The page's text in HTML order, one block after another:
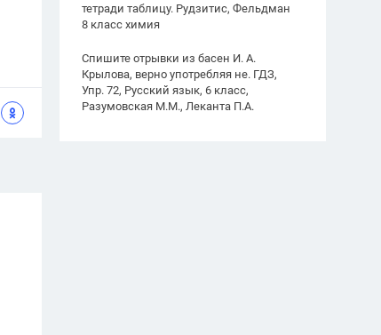
тетради таблицу. Рудзитис, Фельдман
8 класс химия
Спишите отрывки из басен И. А.
Крылова, верно употребляя не. ГДЗ,
Упр. 72, Русский язык, 6 класс,
Разумовская М.М., Леканта П.А.